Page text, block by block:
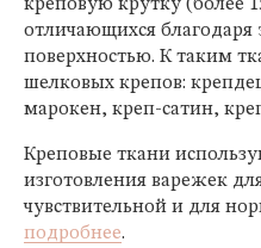
креповую крутку (более
отличающихся благодаря
поверхностью. К таким
шелковых крепов:
марокен, креп-сатин,
Креповые ткани
изготовления варежек
чувствительной и для
подробнее.